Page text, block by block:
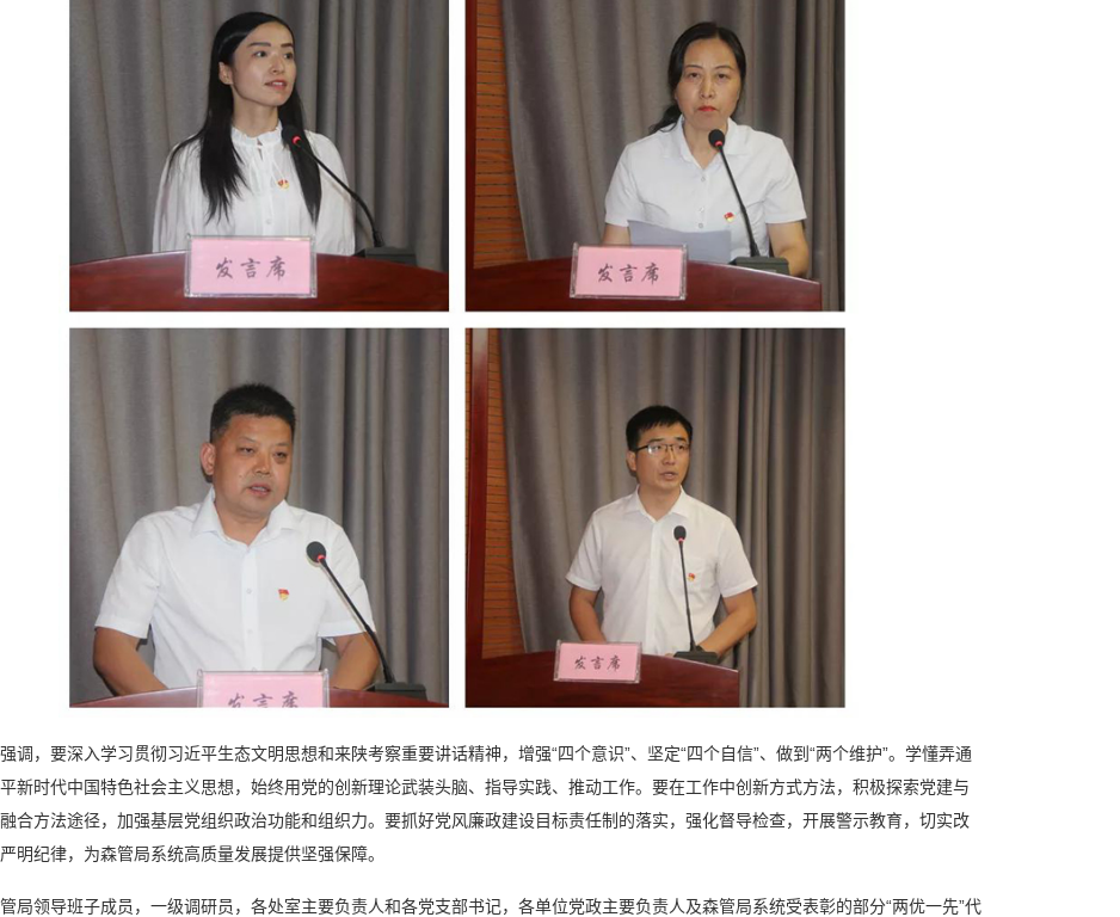
，要深入学习贯彻习近平生态文明思想和来陕考察重要讲话精神，增强“四个意识”、坚定“四个自信”、做到“两个维护”。学懂弄通
新时代中国特色社会主义思想，始终用党的创新理论武装头脑、指导实践、推动工作。要在工作中创新方式方法，积极探索党建与
合方法途径，加强基层党组织政治功能和组织力。要抓好党风廉政建设目标责任制的落实，强化督导检查，开展警示教育，切实改
明纪律，为森管局系统高质量发展提供坚强保障。
领导班子成员，一级调研员，各处室主要负责人和各党支部书记，各单位党政主要负责人及森管局系统受表彰的部分“两优一先”代